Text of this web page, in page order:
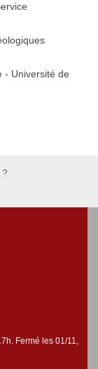
- Université de
?
Fermé les 01/11,